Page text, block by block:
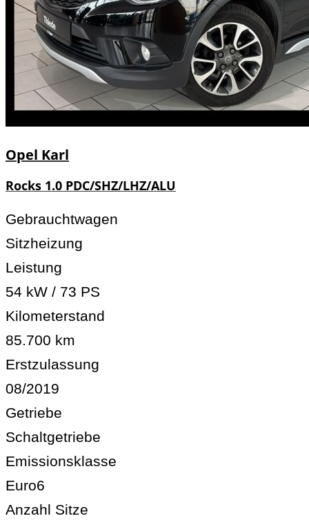
Opel Karl
Rocks 1.0 PDC/SHZ/LHZ/ALU
Gebrauchtwagen
Sitzheizung
Leistung
54 kW / 73 PS
Kilometerstand
85.700 km
Erstzulassung
08/2019
Getriebe
Schaltgetriebe
Emissionsklasse
Euro6
Anzahl Sitze